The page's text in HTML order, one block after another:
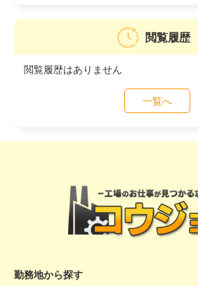
閲覧履歴
閲覧履歴はありません
一覧へ
勤務地から探す